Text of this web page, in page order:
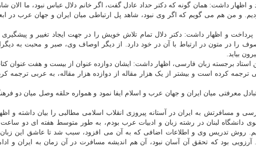
داشت: همان گونه که دکتر حداد عادل گفت، اگر خانم دلال عباس نبود، ما الان
و من هم می گویم که اگر وی نبود، شاهد پل ارتباطی میان ایران و جهان عرب در
و اظهار داشت: دکتر دلال تمام تلاش خویش را در جهت ایجاد تغییر و پیشگیری
را در متون در ارتباط با آن در خود دارد. از دیگر اوصاف وی، صبر و محبت به
بیاید.
استاد برجسته زبان فارسی، اظهار داشت: ایشان دوازده عنوان از بیست و هفت عنوان
ترجمه کرده است و بیشتر از یک هزار مقاله از دوازده هزار مقاله، به عربی ترجمه
معرفتی میان ایران و جهان عرب و اسلام ایفا نمود و همواره حلقه وصل میان دو
و مسافرتش به ایران در آستانه پیروزی انقلاب اسلامی مطالبی را بیان داشته و
لبنان در رشته زبان و ادبیات عرب بودم، به طور متوسط هفته ای دو ساعت
روش تدریس وی و اطلاعات اضافی که به آن می افزود، سبب شد تا عاشق این
بود که تحقق آن آسان نبود، آن هم اندیشه مسافرت در آن زمان به ایران و